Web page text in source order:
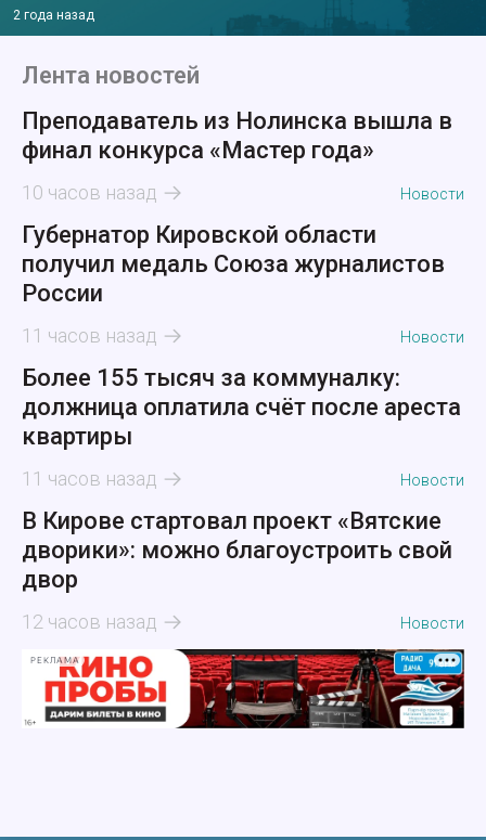
2 года назад
Лента новостей
Преподаватель из Нолинска вышла в
финал конкурса «Мастер года»
10 часов назад Новости
Губернатор Кировской области
получил медаль Союза журналистов
России
11 часов назад Новости
Более 155 тысяч за коммуналку:
должница оплатила счёт после ареста
квартиры
11 часов назад Новости
В Кирове стартовал проект «Вятские
дворики»: можно благоустроить свой
двор
12 часов назад Новости
РЕКЛАМА